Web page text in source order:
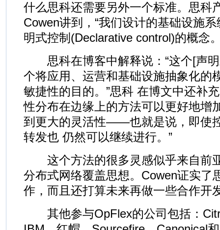
什么思科还需要另外一个标准。思科
Cowen讲到，“我们设计的基础设施
明式控制(Declarative control)的概念
思科在博客中解释说：“这个[声明
个将应用、运营和基础设施抽象化的
敏捷性的目的。”思科 在博文中还补
性分布在边缘上的方法可以更好地增
到更大的灵活性——也就是说，即使
转发也 仍然可以继续进行。”
这个方法的很多灵感似乎来自前
分布式网络覆盖思想。Cowen证实了
作，而且还打算未来再做一些合作开
其他参与OpFlex的公司包括：